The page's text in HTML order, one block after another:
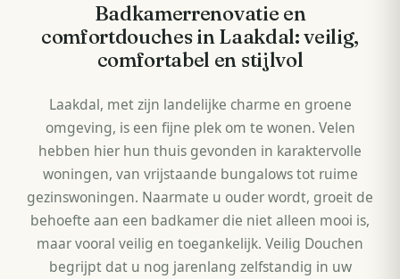
Badkamerrenovatie en
comfortdouches in Laakdal: veilig,
comfortabel en stijlvol
Laakdal, met zijn landelijke charme en groene
omgeving, is een fijne plek om te wonen. Velen
hebben hier hun thuis gevonden in karaktervolle
woningen, van vrijstaande bungalows tot ruime
gezinswoningen. Naarmate u ouder wordt, groeit de
behoefte aan een badkamer die niet alleen mooi is,
maar vooral veilig en toegankelijk. Veilig Douchen
begrijpt dat u nog jarenlang zelfstandig in uw